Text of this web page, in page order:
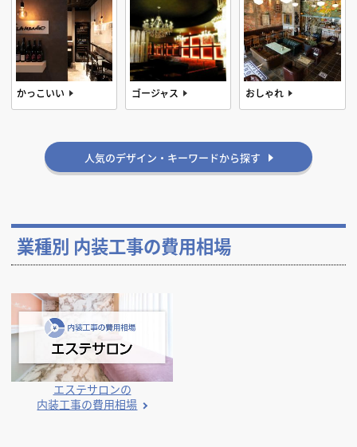
かっこいい ゴージャス おしゃれ
人気のデザイン・キーワードから探す
業種別 内装工事の費用相場
エステサロンの
内装工事の費用相場